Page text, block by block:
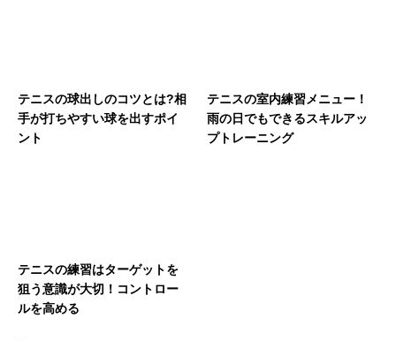
テニスの球出しのコツとは?相
手が打ちやすい球を出すポイ
ント
テニスの室内練習メニュー！
雨の日でもできるスキルアッ
プトレーニング
テニスの練習はターゲットを
狙う意識が大切！コントロー
ルを高める